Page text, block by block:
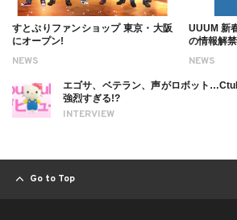
NEWS
すとぷりファンショップ 東京・大阪
にオープン!
NEWS
UUUM 新
の情報解禁
INTERVIEW
エゴサ、ベテラン、声がロボット
強烈すぎる!?
Go to Top